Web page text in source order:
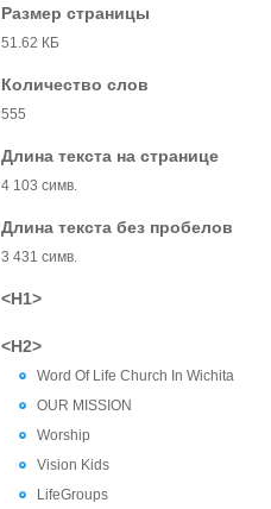
Размер страницы
51.62 КБ
Количество слов
555
Длина текста на странице
4 103 симв.
Длина текста без пробелов
3 431 симв.
<H1>
<H2>
Word Of Life Church In Wichita
OUR MISSION
Worship
Vision Kids
LifeGroups